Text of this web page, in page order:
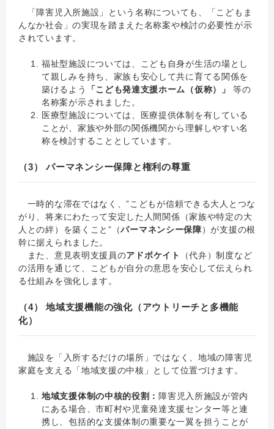
「障害児入所施設」という名称についても、「こどもま
んなか社会」の実現を踏まえた名称案や検討の必要性が示
されています。
福祉型施設については、こども自身が生活の場とし
て親しみを持ち、家族も安心して共に育てる関係を
築けるよう
「こども発達支援ホーム（仮称）」
等の
名称案が示されました。
医療型施設については、医療提供体制を有している
ことが、家族や外部の関係機関から理解しやすい名
称を検討することとしています。
（3） パーマネンシー保障と権利の尊重
一時的な滞在ではなく、”こどもが信頼できる大人とつな
がり、将来にわたって安定した人間関係（家族や特定の大
人との絆）を築くこと”（パーマネンシー保障）が支援の根
幹に据えられました。
また、意見表明支援員のアドボケイト
（代弁）制度など
の活用を通じて、こどもが自分の意思を安心して伝えられ
る仕組みを強化します。
（4） 地域支援機能の強化（アウトリーチと多機能
化）
施設を「入所するだけの場所」ではなく、地域の障害児
家庭を支える「地域支援の中核」として位置づけます。
地域支援体制の中核的役割： 障害児入所施設が管内
にある場合、市町村や児童発達支援センター等と連
携し、包括的な支援体制の重要な一翼を担うことが